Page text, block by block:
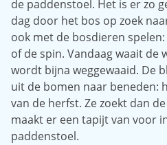
de paddenstoel. Het is er zo
dag door het bos op zoek
ook met de bosdieren
of de spin. Vandaag waait de
wordt bijna weggewaaid. De
uit de bomen naar beneden:
van de herfst. Ze zoekt dan
maakt er een tapijt van voor
paddenstoel.